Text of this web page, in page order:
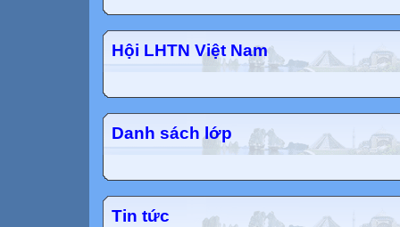
Hội LHTN Việt Nam
Danh sách lớp
Tin tức